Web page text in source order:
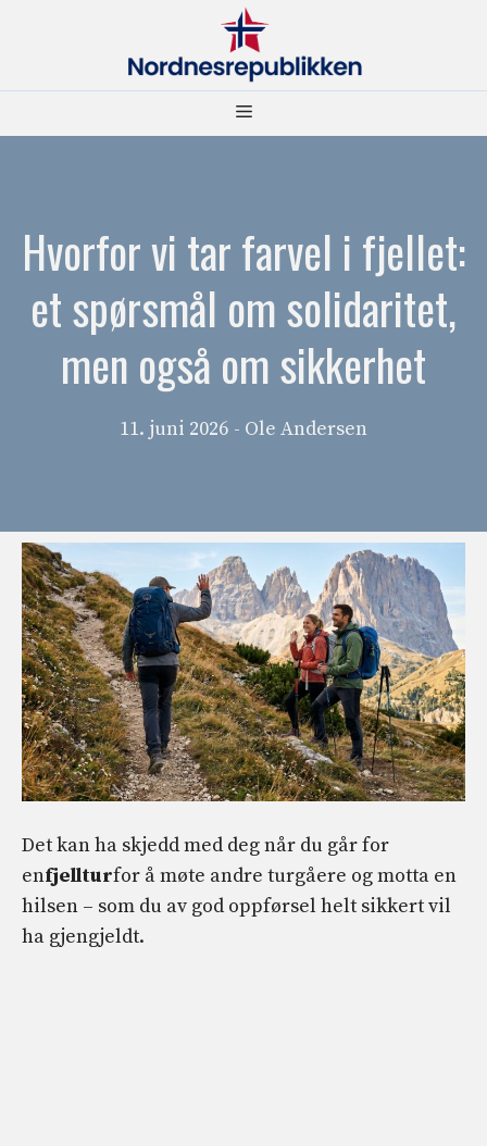
Meny
Hvorfor vi tar farvel i fjellet:
et spørsmål om solidaritet,
men også om sikkerhet
11. juni 2026 - Ole Andersen
Det kan ha skjedd med deg når du går for
enfjellturfor å møte andre turgåere og motta en
hilsen – som du av god oppførsel helt sikkert vil
ha gjengjeldt.